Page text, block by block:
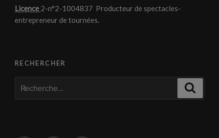
Licence 2-n°2-1004837 Producteur de spectacles-
entrepreneur de tournées.
RECHERCHER
pour